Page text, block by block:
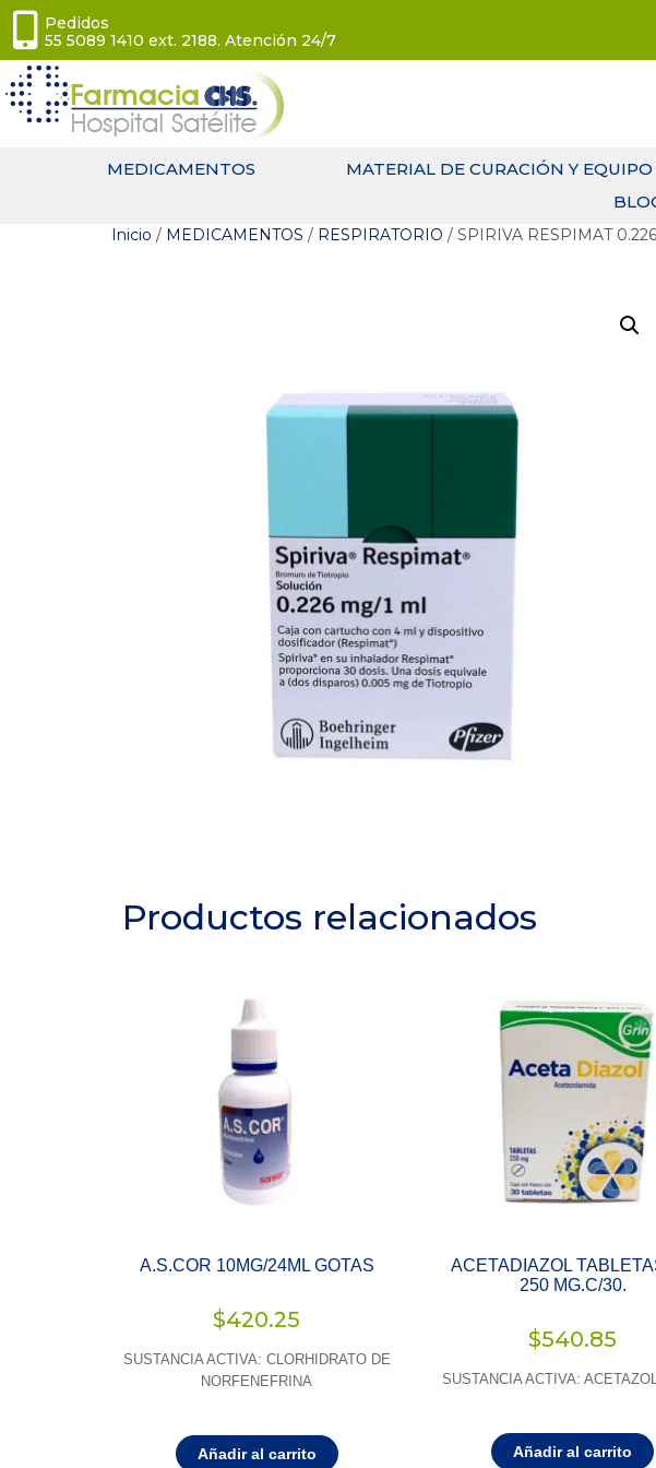
Pedidos
55 5089 1410 ext. 2188. Atención 24/7
MEDICAMENTOS MATERIAL DE CURACIÓN Y
Inicio / MEDICAMENTOS / RESPIRATORIO / SPIRIVA RESPIMAT
Productos relacionados
A.S.COR 10MG/24ML GOTAS
$420.25
SUSTANCIA ACTIVA: CLORHIDRATO DE
NORFENEFRINA
Añadir al carrito
ACETADIAZOL
250 MG.C/30.
$540.85
SUSTANCIA ACTIVA:
Añadir al carrito